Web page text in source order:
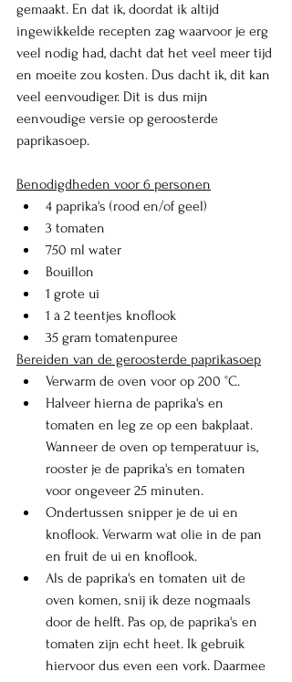
gemaakt. En dat ik, doordat ik altijd
ingewikkelde recepten zag waarvoor je erg
veel nodig had, dacht dat het veel meer tijd
en moeite zou kosten. Dus dacht ik, dit kan
veel eenvoudiger. Dit is dus mijn
eenvoudige versie op geroosterde
paprikasoep.
Benodigdheden voor 6 personen
4 paprika's (rood en/of geel)
3 tomaten
750 ml water
Bouillon
1 grote ui
1 à 2 teentjes knoflook
35 gram tomatenpuree
Bereiden van de geroosterde paprikasoep
Verwarm de oven voor op 200 °C.
Halveer hierna de paprika's en
tomaten en leg ze op een bakplaat.
Wanneer de oven op temperatuur is,
rooster je de paprika's en tomaten
voor ongeveer 25 minuten.
Ondertussen snipper je de ui en
knoflook. Verwarm wat olie in de pan
en fruit de ui en knoflook.
Als de paprika's en tomaten uit de
oven komen, snij ik deze nogmaals
door de helft. Pas op, de paprika's en
tomaten zijn echt heet. Ik gebruik
hiervoor dus even een vork. Daarmee